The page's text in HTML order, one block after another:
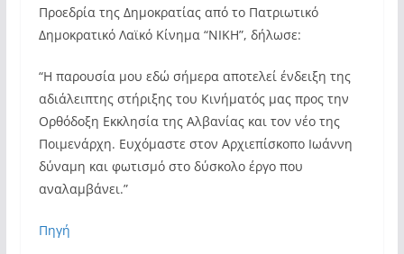
Προεδρία της Δημοκρατίας από το Πατριωτικό
Δημοκρατικό Λαϊκό Κίνημα “ΝΙΚΗ”, δήλωσε:​
“Η παρουσία μου εδώ σήμερα αποτελεί ένδειξη της
αδιάλειπτης στήριξης του Κινήματός μας προς την
Ορθόδοξη Εκκλησία της Αλβανίας και τον νέο της
Ποιμενάρχη. Ευχόμαστε στον Αρχιεπίσκοπο Ιωάννη
δύναμη και φωτισμό στο δύσκολο έργο που
αναλαμβάνει.”
Πηγή